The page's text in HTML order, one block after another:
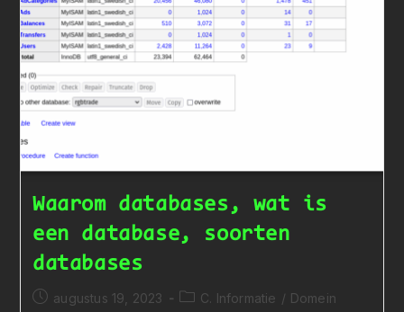
Waarom databases, wat is
een database, soorten
databases
Berichtaugustus 19, 2023 Berichtcategorie:
C. Informatie / Domein